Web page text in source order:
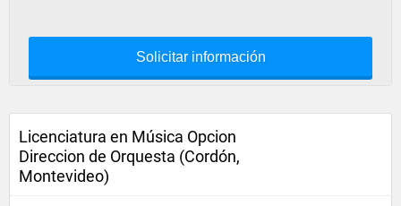
Solicitar información
Licenciatura en Música Opcion
Direccion de Orquesta (Cordón,
Montevideo)